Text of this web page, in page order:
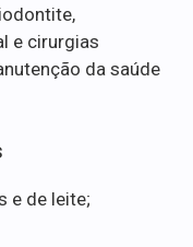
e cirurgias
da saúde
e de leite;